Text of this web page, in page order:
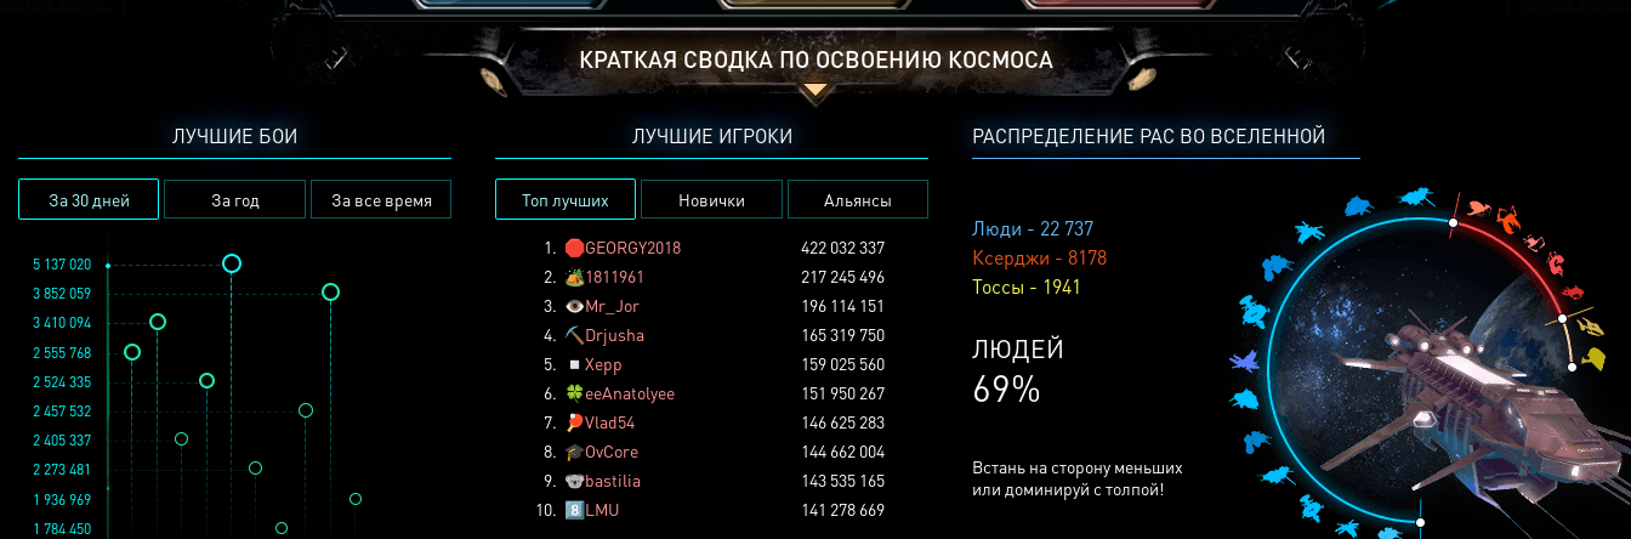
КРАТКАЯ СВОДКА ПО ОСВОЕНИЮ КОСМОСА
РАСПРЕДЕЛЕНИЕ РАС ВО ВСЕЛЕННОЙ
Люди - 22 737
Ксерджи - 8178
Тоссы - 1941
КСЕРДЖЕЙ
24%
Встань на сторону меньших
или доминируй с толпой!
ЛУЧШИЕ БОИ
За 30 дней За год За все время
1 936 969
3 852 059
2 457 532
1 784 450
2 273 481
5 137 020
2 524 335
2 405 337
3 410 094
2 555 768
ЛУЧШИЕ ИГРОКИ
Топ лучших Новички Альянсы
1. 🛑GEORGY2018
422 032 337
2. 🏕️1811961
217 245 496
3. 👁️Mr_Jor
196 114 151
4. ⛏️ Drjusha
165 319 750
5.
◽ Xepp
159 025 560
6. 🍀eeAnatolyee
151 950 267
7.
🏓Vlad54
146 625 283
8. 🎓OvCore
144 662 004
9. 🐨bastilia
143 535 165
10. 8️⃣LMU 141 278 669